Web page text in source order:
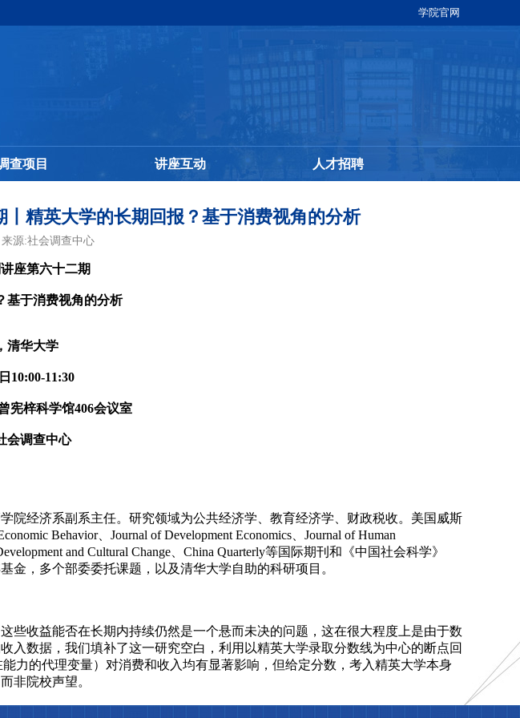
学院官网
查项目 讲座互动 人才招聘
丨精英大学的长期回报？基于消费视角的分析
源:社会调查中心
座第六十二期
基于消费视角的分析
清华大学
10:00-11:30
宪梓科学馆406会议室
会调查中心
院经济系副系主任。研究领域为公共经济学、教育经济学、财政税收。美国威斯
Behavior、Journal of Development Economics、Journal of Human
and Cultural Change、China Quarterly等国际期刊和《中国社会科学》
金，多个部委委托课题，以及清华大学自助的科研项目。
些收益能否在长期内持续仍然是一个悬而未决的问题，这在很大程度上是由于数
数据，我们填补了这一研究空白，利用以精英大学录取分数线为中心的断点回
力的代理变量）对消费和收入均有显著影响，但给定分数，考入精英大学本身
非院校声望。